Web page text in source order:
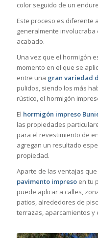
color seguido de un
Este proceso es diferente
generalmente
acabado.
Una vez que el hormigón
momento en el que se
entre una gran variedad
pulidos, siendo los más
rústico, el hormigón
El hormigón impreso
las propiedades
para el revestimiento de
agregan un resultado
propiedad.
Aparte de las ventajas
pavimento impresoen tu
puede aplicar a calles,
patios, alrededores de
terrazas, aparcamientos y